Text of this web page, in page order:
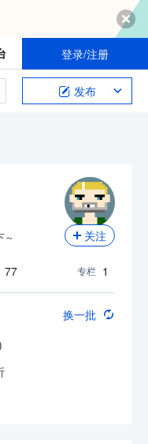
登录/注册
发布
～ 关注
77 专栏 1
换一批